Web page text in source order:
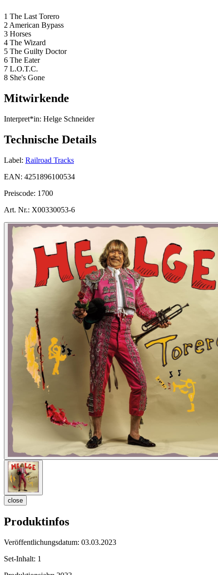
1 The Last Torero
2 American Bypass
3 Horses
4 The Wizard
5 The Guilty Doctor
6 The Eater
7 L.O.T.C.
8 She's Gone
Mitwirkende
Interpret*in: Helge Schneider
Technische Details
Label: Railroad Tracks
EAN: 4251896100534
Preiscode: 1700
Art. Nr.: X00330053-6
close
Produktinfos
Veröffentlichungsdatum: 03.03.2023
Set-Inhalt: 1